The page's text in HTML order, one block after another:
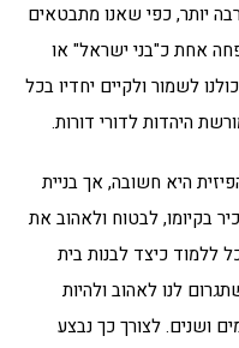
יותר, כפי שאנו מתבטאים
אחת כ"בני ישראל" או
לשמור ולקיים יחדיו בכל
היהדות לדורי דורות.
היא חשובה, אך בניית
בקיומו, לבטוח ולאהוב את
ללמוד כיצד לבנות בית
לנו לאהוב ולהיות
ושנים. לצורך כך נבצע